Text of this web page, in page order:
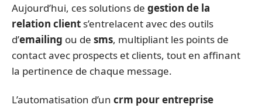
Aujourd’hui, ces solutions de gestion de la
relation client s’entrelacent avec des outils
d’emailing ou de sms, multipliant les points de
contact avec prospects et clients, tout en affinant
la pertinence de chaque message.
L’automatisation d’un crm pour entreprise